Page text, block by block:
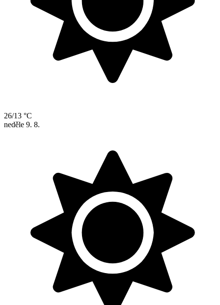
26/13 °C
neděle 9. 8.